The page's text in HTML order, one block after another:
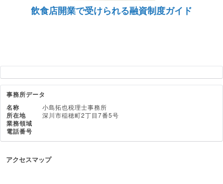
飲食店開業で受けられる融資制度ガイド
事務所データ
名称
小島拓也税理士事務所
所在地 深川市稲穂町2丁目7番5号
業務領域
電話番号
アクセスマップ